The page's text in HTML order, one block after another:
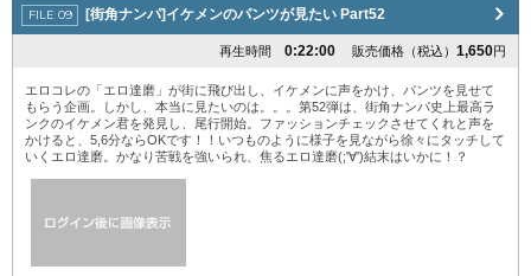
[街角ナンパ]イケメンのパンツが見たい Part52
再生時間 0:22:00 販売価格（税込） 1,650円
エロコレの「エロ達磨」が街に飛び出し、イケメンに声をかけ、パンツを見せて
もらう企画。しかし、本当に見たいのは。。。第52弾は、街角ナンパ史上最高ラ
ンクのイケメン君を発見し、尾行開始。ファッションチェックさせてくれと声を
かけると、5,6分ならOKです！！いつものように様子を見ながら徐々にタッチして
いくエロ達磨。かなり苦戦を強いられ、焦るエロ達磨(;'∀')結末はいかに！？